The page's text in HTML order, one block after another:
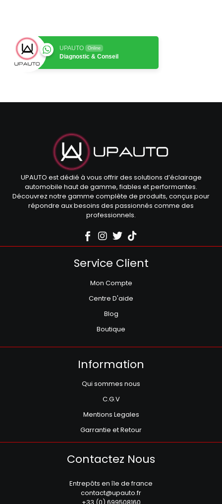
UPAUTO Online
Diagnostic & Conseil
UPAUTO est dédié à vous offrir des solutions d’éclairage
automobile haut de gamme, fiables et performantes.
Découvrez notre gamme complète de produits, conçus pour
répondre aux besoins des passionnés comme des
professionnels.
Service Client
Mon Compte
Centre D'aide
Blog
Boutique
Information
Qui sommes nous
C.G.V
Mentions Legales
Garrantie et Retour
Contactez Nous
Entrepôts en île de france
contact@upauto.fr